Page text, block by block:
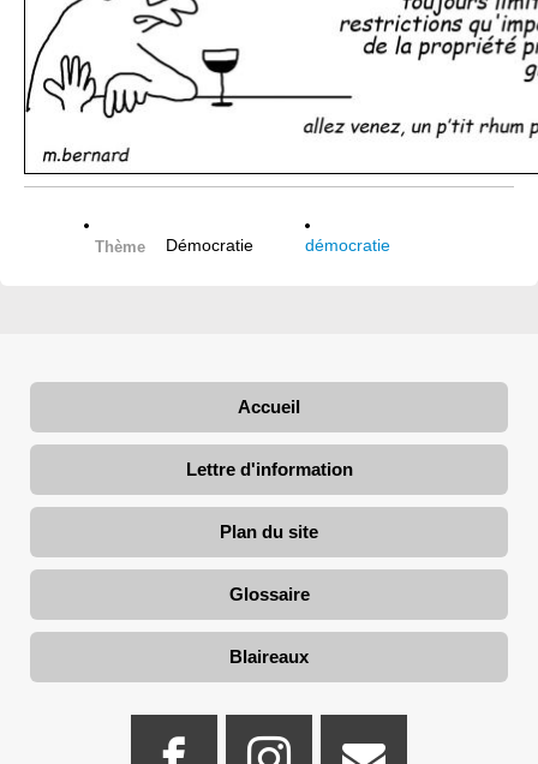
Thème Démocratie démocratie
Accueil
Lettre d'information
Plan du site
Glossaire
Blaireaux